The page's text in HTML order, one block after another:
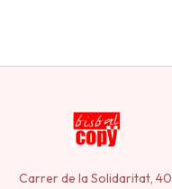
Carrer de la Solidaritat, 40